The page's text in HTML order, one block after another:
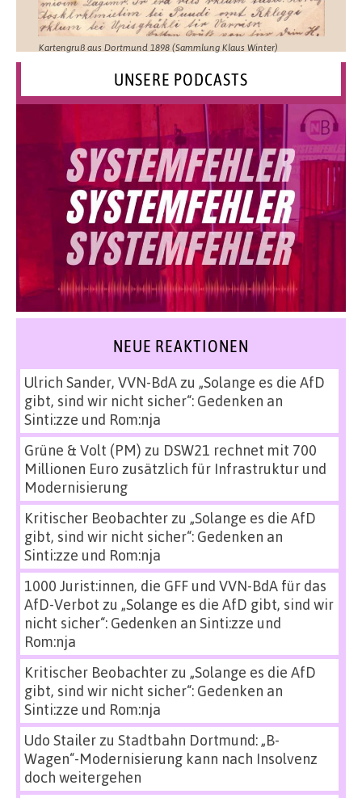
Kartengruß aus Dortmund 1898 (Sammlung Klaus Winter)
UNSERE PODCASTS
NEUE REAKTIONEN
Ulrich Sander, VVN-BdAzu „Solange es die AfD
gibt, sind wir nicht sicher“: Gedenken an
Sinti:zze und Rom:nja
Grüne & Volt (PM) zu DSW21 rechnet mit 700
Millionen Euro zusätzlich für Infrastruktur und
Modernisierung
Kritischer Beobachterzu „Solange es die AfD
gibt, sind wir nicht sicher“: Gedenken an
Sinti:zze und Rom:nja
1000 Jurist:innen, die GFF und VVN-BdA für das
AfD-Verbot zu „Solange es die AfD gibt, sind wir
nicht sicher“: Gedenken an Sinti:zze und
Rom:nja
Kritischer Beobachterzu „Solange es die AfD
gibt, sind wir nicht sicher“: Gedenken an
Sinti:zze und Rom:nja
Udo Stailerzu Stadtbahn Dortmund: „B-
Wagen“-Modernisierung kann nach Insolvenz
doch weitergehen